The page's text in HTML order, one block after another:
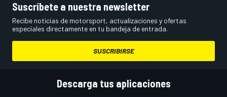
Suscríbete a nuestra newsletter
Recibe noticias de motorsport, actualizaciones y ofertas
especiales directamente en tu bandeja de entrada.
SUSCRIBIRSE
Descarga tus aplicaciones